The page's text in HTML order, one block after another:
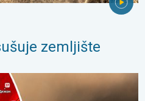
zemljište
Jugozapadna Evropa.